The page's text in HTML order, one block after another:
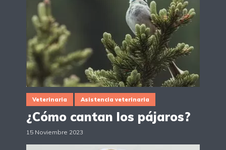
Veterinaria Asistencia veterinaria
¿Cómo cantan los pájaros?
15 Noviembre 2023